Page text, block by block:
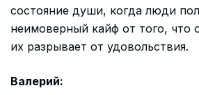
состояние души, когда люди
неимоверный кайф от того, что
их разрывает от удовольствия.
Валерий: